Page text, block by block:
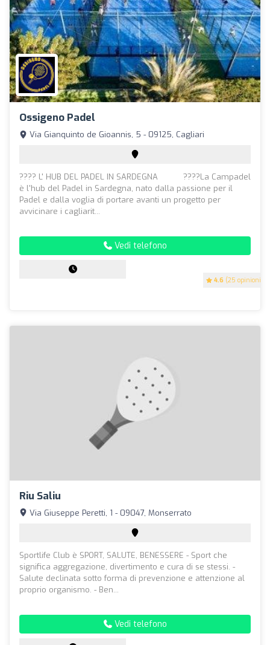
Ossigeno Padel
4.6 (25 opinioni)
Via Gianquinto de Gioannis, 5 - 09125, Cagliari
???? L' HUB DEL PADEL IN SARDEGNA ⠀ ⠀⠀ ⁣????La Campadel
è l'hub del Padel in Sardegna, nato dalla passione per il
Padel e dalla voglia di portare avanti un progetto per
avvicinare i cagliarit...
Vedi telefono
Riu Saliu
Via Giuseppe Peretti, 1 - 09047, Monserrato
Sportlife Club è SPORT, SALUTE, BENESSERE - Sport che
significa aggregazione, divertimento e cura di se stessi. -
Salute declinata sotto forma di prevenzione e attenzione al
proprio organismo. - Ben...
Vedi telefono